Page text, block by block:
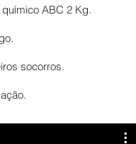
ABC 2 Kg.
socorros.